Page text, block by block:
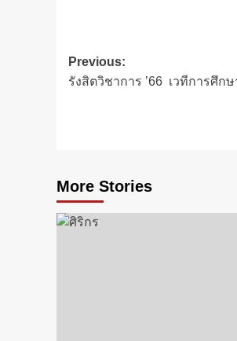
Post
navigation
Previous:
รังสิตวิชาการ ’66 เวทีการศึก
More Stories